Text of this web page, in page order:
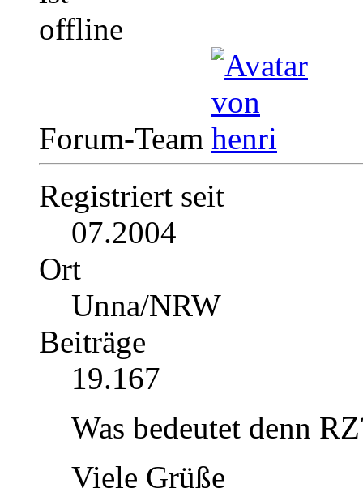
Forum-Team
Registriert seit
07.2004
Ort
Unna/NRW
Beiträge
19.167
Was bedeutet denn
Viele Grüße